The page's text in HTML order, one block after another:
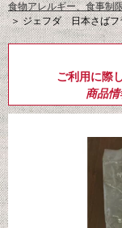
食物アレルギー、食事制
＞ジェフダ 日本さば
ご利用に際
商品